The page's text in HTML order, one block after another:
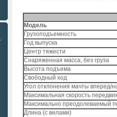
Модель
Грузоподъемность
Год выпуска
Центр тяжести
Снаряженная масса, без груза
Высота подъема
Свободный ход
Угол отклонения мачты вперед/
Максимальная скорость
Максимально преодолеваемый
Длина (с вилами)